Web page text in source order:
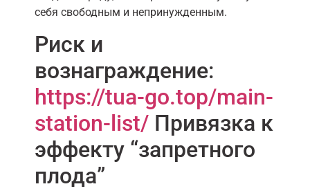
себя свободным и непринужденным.
Риск и
вознаграждение:
https://tua-go.top/main-
station-list/ Привязка к
эффекту “запретного
плода”